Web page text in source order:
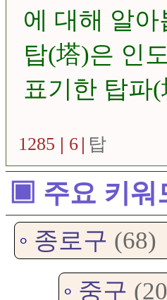
에 대해 알아
탑(塔)은 인
표기한 탑파
만들어진 건
1285 | 6 | 탑
▣ 주요 키워
◦ 종로구 (68)
◦ 중구